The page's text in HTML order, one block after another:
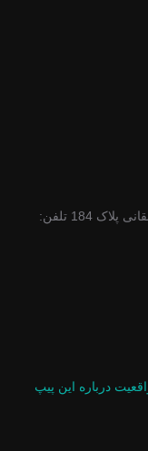
نشانی: تهران خ شریعتی بالاتر از سه راه طالقانی پلاک 184 تلفن:
درباره این پیپ